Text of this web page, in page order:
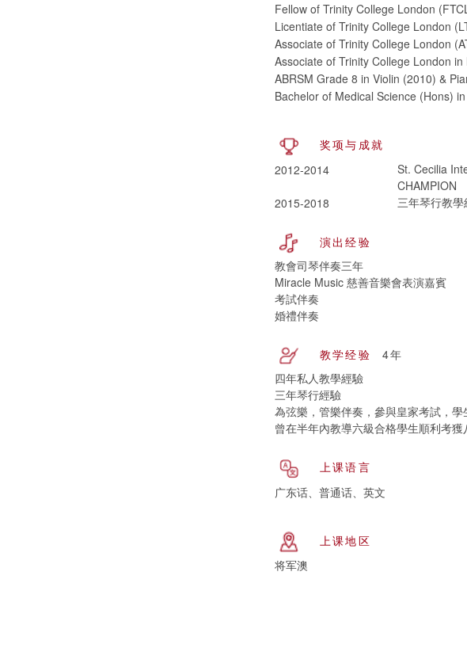
Fellow of Trinity College London
Licentiate of Trinity College London
Associate of Trinity College London
Associate of Trinity College London
ABRSM Grade 8 in Violin (2010) &
Bachelor of Medical Science (Hons)
奖项与成就
2012-2014
St. Cecilia
CHAMPION
2015-2018
三年琴行教
演出经验
教會司琴伴奏三年
Miracle Music 慈善音樂會表演嘉賓
考試伴奏
婚禮伴奏
教学经验
4年
四年私人教學經驗
三年琴行經驗
為弦樂，管樂伴奏，參與皇家考試，學
曾在半年內教導六級合格學生順利考獲
上课语言
广东话、普通话、英文
上课地区
将军澳